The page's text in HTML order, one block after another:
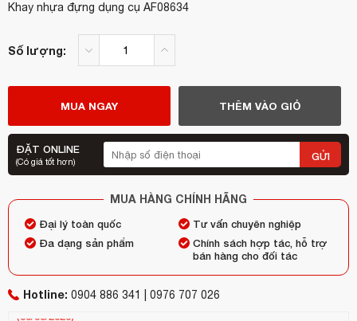
Khay nhựa đựng dụng cụ AF08634
Số lượng:
MUA NGAY THÊM VÀO GIỎ
ĐẶT ONLINE
(Có giá tốt hơn) GỬI
MUA HÀNG CHÍNH HÃNG
Đại lý toàn quốc
Tư vấn chuyên nghiệp
Đa dạng sản phẩm
Chính sách hợp tác, hỗ trợ
bán hàng cho đối tác
Hotline: 0904 886 341 | 0976 707 026